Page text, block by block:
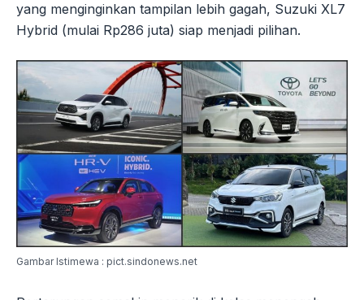
yang menginginkan tampilan lebih gagah, Suzuki XL7
Hybrid (mulai Rp286 juta) siap menjadi pilihan.
Gambar Istimewa : pict.sindonews.net